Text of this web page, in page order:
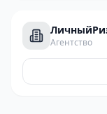
Агентство